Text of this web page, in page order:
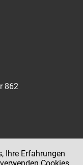
862
Ihre Erfahrungen